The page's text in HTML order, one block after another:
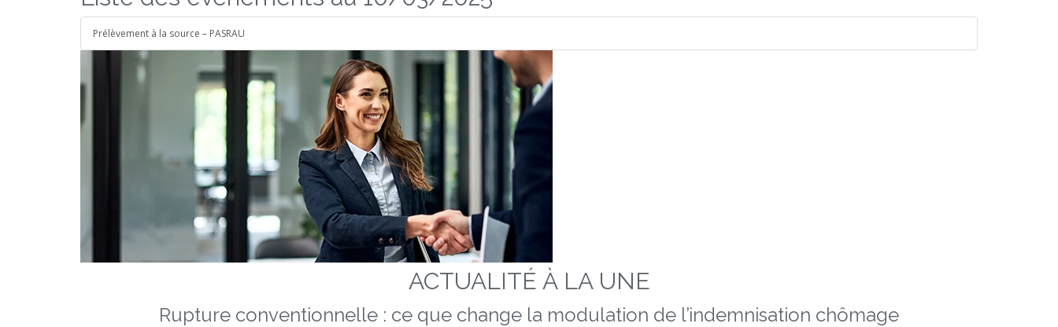
Prélèvement à la source – PASRAU
ACTUALITÉ À LA UNE
Rupture conventionnelle : ce que change la modulation de l’indemnisation chômage